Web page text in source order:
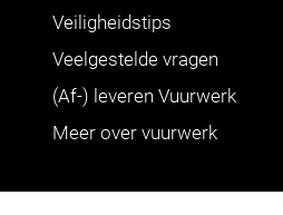
Veiligheidstips
Veelgestelde vragen
(Af-) leveren Vuurwerk
Meer over vuurwerk